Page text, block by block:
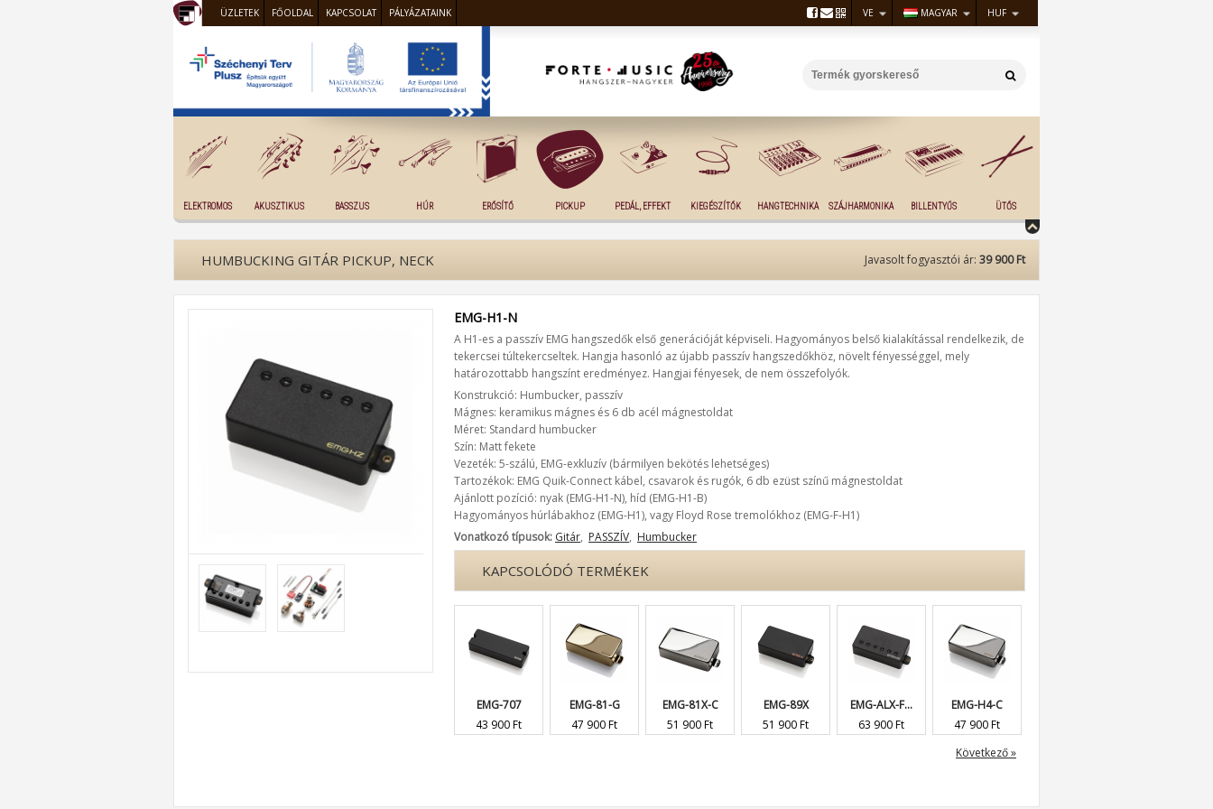
ÜZLETEK FŐOLDAL KAPCSOLAT PÁLYÁZATAINK VE MAGYAR HUF
ELEKTROMOS AKUSZTIKUS BASSZUS HÚR ERŐSÍTŐ PICKUP PEDÁL, EFFEKT KIEGÉSZÍTŐK HANGTECHNIKA SZÁJHARMONIKA BILLENTYŰS ÜTŐS
Javasolt fogyasztói ár: 39 900 Ft
HUMBUCKING GITÁR PICKUP, NECK
EMG-H1-N
A H1-es a passzív EMG hangszedők első generációját képviseli. Hagyományos belső kialakítással rendelkezik, de
tekercsei túltekercseltek. Hangja hasonló az újabb passzív hangszedőkhöz, növelt fényességgel, mely
határozottabb hangszínt eredményez. Hangjai fényesek, de nem összefolyók.
Konstrukció: Humbucker, passzív
Mágnes: keramikus mágnes és 6 db acél mágnestoldat
Méret: Standard humbucker
Szín: Matt fekete
Vezeték: 5-szálú, EMG-exkluzív (bármilyen bekötés lehetséges)
Tartozékok: EMG Quik-Connect kábel, csavarok és rugók, 6 db ezüst színű mágnestoldat
Ajánlott pozíció: nyak (EMG-H1-N), híd (EMG-H1-B)
Hagyományos húrlábakhoz (EMG-H1), vagy Floyd Rose tremolókhoz (EMG-F-H1)
Vonatkozó típusok: Gitár, PASSZÍV, Humbucker
KAPCSOLÓDÓ TERMÉKEK
EMG-707
43 900 Ft
EMG-81-G
47 900 Ft
EMG-81X-C
51 900 Ft
EMG-89X
51 900 Ft
EMG-ALX-F...
63 900 Ft
EMG-H4-C
47 900 Ft
Következő »